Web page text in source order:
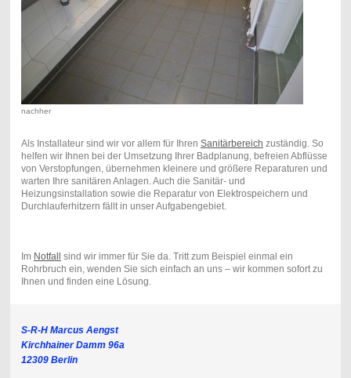
nachher
Als Installateur sind wir vor allem für Ihren Sanitärbereich zuständig. So
helfen wir Ihnen bei der Umsetzung Ihrer Badplanung, befreien Abflüsse
von Verstopfungen, übernehmen kleinere und größere Reparaturen und
warten Ihre sanitären Anlagen. Auch die Sanitär- und
Heizungsinstallation sowie die Reparatur von Elektrospeichern und
Durchlauferhitzern fällt in unser Aufgabengebiet.
Im Notfall sind wir immer für Sie da. Tritt zum Beispiel einmal ein
Rohrbruch ein, wenden Sie sich einfach an uns – wir kommen sofort zu
Ihnen und finden eine Lösung.
S-R-H Marcus Aengst
Kirchhainer Damm 96a
12309 Berlin